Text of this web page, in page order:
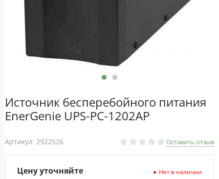
Источник бесперебойного питания
EnerGenie UPS-PC-1202AP
Артикул: 2922526 Оставить отзыв
Цену уточняйте Нет в наличии